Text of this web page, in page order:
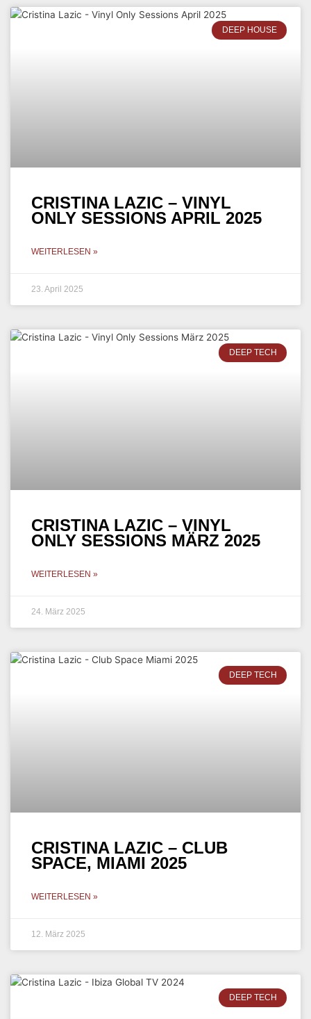
DEEP HOUSE
CRISTINA LAZIC – VINYL
ONLY SESSIONS APRIL 2025
WEITERLESEN »
23. April 2025
DEEP TECH
CRISTINA LAZIC – VINYL
ONLY SESSIONS MÄRZ 2025
WEITERLESEN »
24. März 2025
DEEP TECH
CRISTINA LAZIC – CLUB
SPACE, MIAMI 2025
WEITERLESEN »
12. März 2025
DEEP TECH